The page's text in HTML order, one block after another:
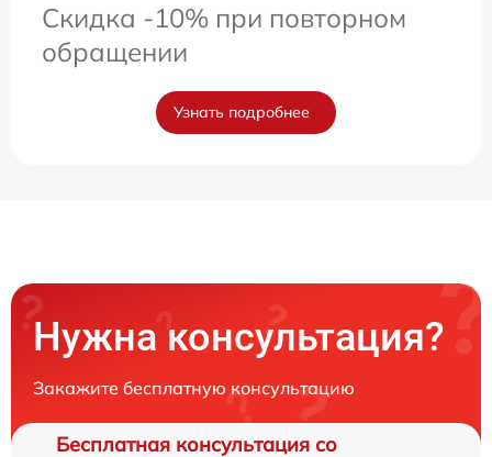
Скидка -10% при повторном
обращении
Узнать подробнее
Нужна консультация?
Закажите бесплатную консультацию
Бесплатная консультация со